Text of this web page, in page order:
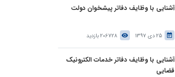
آشنایی با وظایف دفاتر پیشخوان دولت
25 دی 1397 206728 بازدید
آشنایی با وظایف دفاتر خدمات الکترونیک
قضایی